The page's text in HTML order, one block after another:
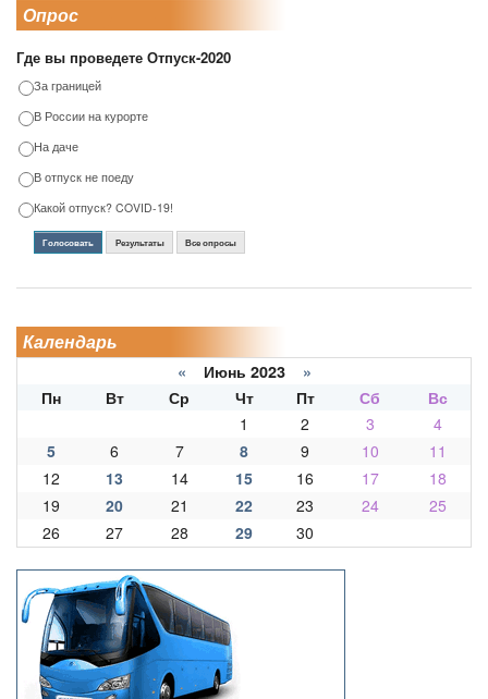
Опрос
Где вы проведете Отпуск-2020
За границей
В России на курорте
На даче
В отпуск не поеду
Какой отпуск? COVID-19!
Голосовать Результаты Все опросы
Календарь
« Июнь 2023 »
Пн
Вт Ср Чт Пт Сб
Вс
1
2 3
4
5
6 7 8 9 10
11
12
13 14 15 16 17
18
19
20 21 22 23 24
25
26
27 28 29 30